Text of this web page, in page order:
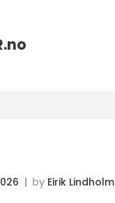
no
by Eirik Lindholm